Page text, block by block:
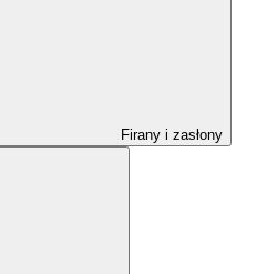
Firany i zasłony